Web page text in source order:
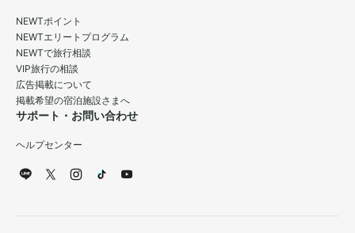
NEWTポイント
NEWTエリートプログラム
NEWTで旅行相談
VIP旅行の相談
広告掲載について
掲載希望の宿泊施設さまへ
サポート・お問い合わせ
ヘルプセンター